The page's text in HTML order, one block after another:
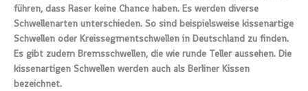
führen, dass Raser keine Chance haben. Es werden diverse
Schwellenarten unterschieden. So sind beispielsweise kissenartige
Schwellen oder Kreissegmentschwellen in Deutschland zu finden.
Es gibt zudem Bremsschwellen, die wie runde Teller aussehen. Die
kissenartigen Schwellen werden auch als Berliner Kissen
bezeichnet.